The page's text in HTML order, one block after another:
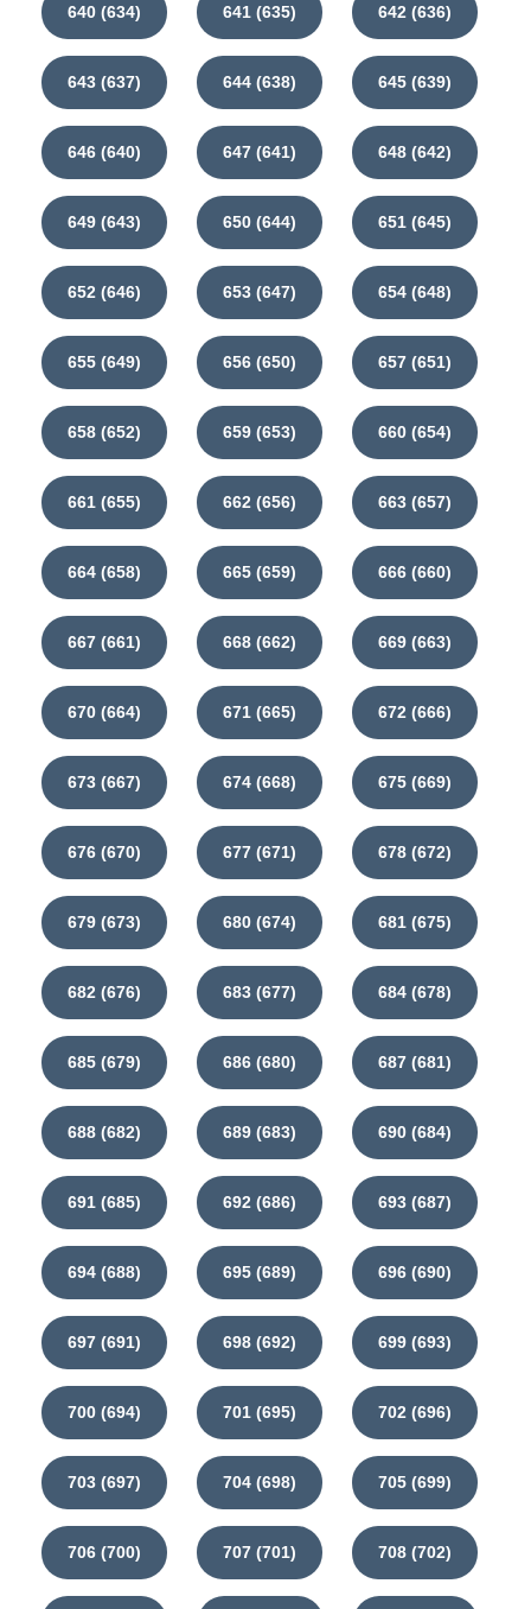
640 (634) 641 (635) 642 (636)
643 (637) 644 (638) 645 (639)
646 (640) 647 (641) 648 (642)
649 (643) 650 (644) 651 (645)
652 (646) 653 (647) 654 (648)
655 (649) 656 (650) 657 (651)
658 (652) 659 (653) 660 (654)
661 (655) 662 (656) 663 (657)
664 (658) 665 (659) 666 (660)
667 (661) 668 (662) 669 (663)
670 (664) 671 (665) 672 (666)
673 (667) 674 (668) 675 (669)
676 (670) 677 (671) 678 (672)
679 (673) 680 (674) 681 (675)
682 (676) 683 (677) 684 (678)
685 (679) 686 (680) 687 (681)
688 (682) 689 (683) 690 (684)
691 (685) 692 (686) 693 (687)
694 (688) 695 (689) 696 (690)
697 (691) 698 (692) 699 (693)
700 (694) 701 (695) 702 (696)
703 (697) 704 (698) 705 (699)
706 (700) 707 (701) 708 (702)